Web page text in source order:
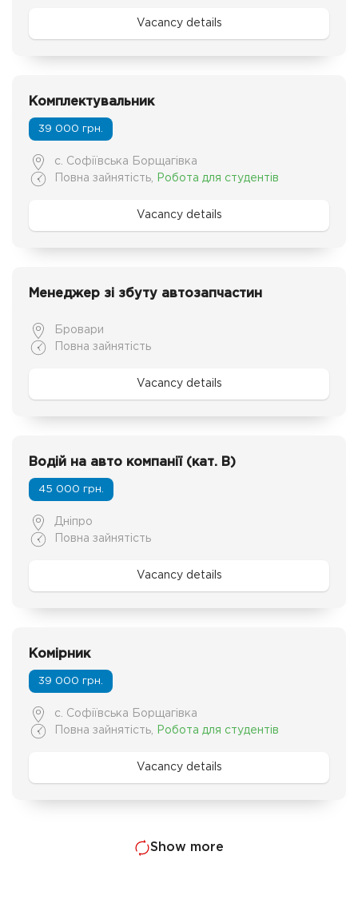
Vacancy details
Комплектувальник
39 000 грн.
с. Софіївська Борщагівка
Повна зайнятість
Робота для студентів
Vacancy details
Менеджер зі збуту автозапчастин
Бровари
Повна зайнятість
Vacancy details
Водій на авто компанії (кат. В)
45 000 грн.
Дніпро
Повна зайнятість
Vacancy details
Комірник
39 000 грн.
с. Софіївська Борщагівка
Повна зайнятість
Робота для студентів
Vacancy details
Show more